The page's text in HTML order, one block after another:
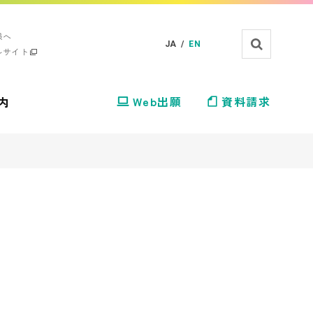
イト
JA / EN
Web出願 資料請求